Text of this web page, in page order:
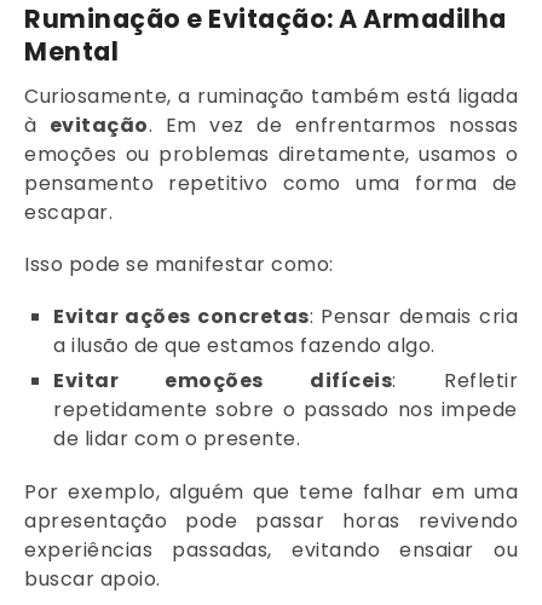
Ruminação e Evitação: A Armadilha
Mental
Curiosamente, a ruminação também está ligada
à evitação. Em vez de enfrentarmos nossas
emoções ou problemas diretamente, usamos o
pensamento repetitivo como uma forma de
escapar.
Isso pode se manifestar como:
Evitar ações concretas: Pensar demais cria
a ilusão de que estamos fazendo algo.
Evitar emoções difíceis: Refletir
repetidamente sobre o passado nos impede
de lidar com o presente.
Por exemplo, alguém que teme falhar em uma
apresentação pode passar horas revivendo
experiências passadas, evitando ensaiar ou
buscar apoio.